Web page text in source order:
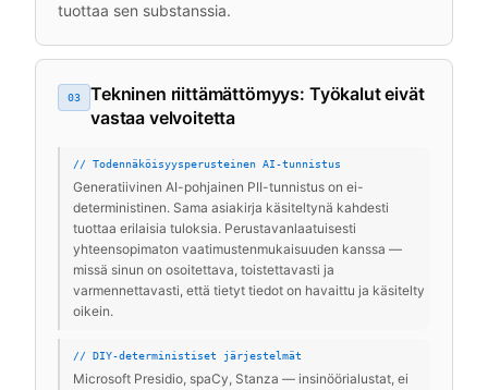
tuottaa sen substanssia.
03
Tekninen riittämättömyys: Työkalut eivät
vastaa velvoitetta
// Todennäköisyysperusteinen AI-tunnistus
Generatiivinen AI-pohjainen PII-tunnistus on ei-
deterministinen. Sama asiakirja käsiteltynä kahdesti
tuottaa erilaisia tuloksia. Perustavanlaatuisesti
yhteensopimaton vaatimustenmukaisuuden kanssa —
missä sinun on osoitettava, toistettavasti ja
varmennettavasti, että tietyt tiedot on havaittu ja käsitelty
oikein.
// DIY-deterministiset järjestelmät
Microsoft Presidio, spaCy, Stanza — insinöörialustat, ei